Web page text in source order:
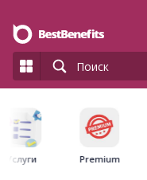
Услуги Premium